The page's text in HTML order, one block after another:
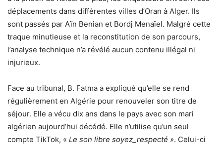
déplacements dans différentes villes d’Oran à Alger. Ils
sont passés par Aïn Benian et Bordj Menaïel. Malgré cette
traque minutieuse et la reconstitution de son parcours,
l’analyse technique n’a révélé aucun contenu illégal ni
injurieux.
Face au tribunal, B. Fatma a expliqué qu’elle se rend
régulièrement en Algérie pour renouveler son titre de
séjour. Elle a vécu dix ans dans le pays avec son mari
algérien aujourd’hui décédé. Elle n’utilise qu’un seul
compte TikTok, « Le son libre soyez_respecté ». Celui-ci